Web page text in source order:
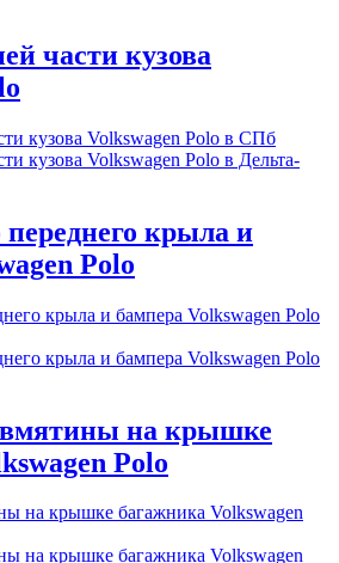
части кузова
переднего крыла и
Polo
на крышке
Polo